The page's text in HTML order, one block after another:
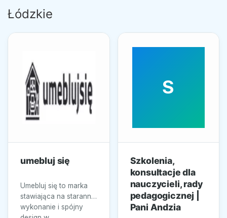
Łódzkie
umebluj się
Umebluj się to marka
stawiająca na staranne
wykonanie i spójny
S
Szkolenia,
konsultacje dla
nauczycieli, rady
pedagogicznej |
Pani Andzia